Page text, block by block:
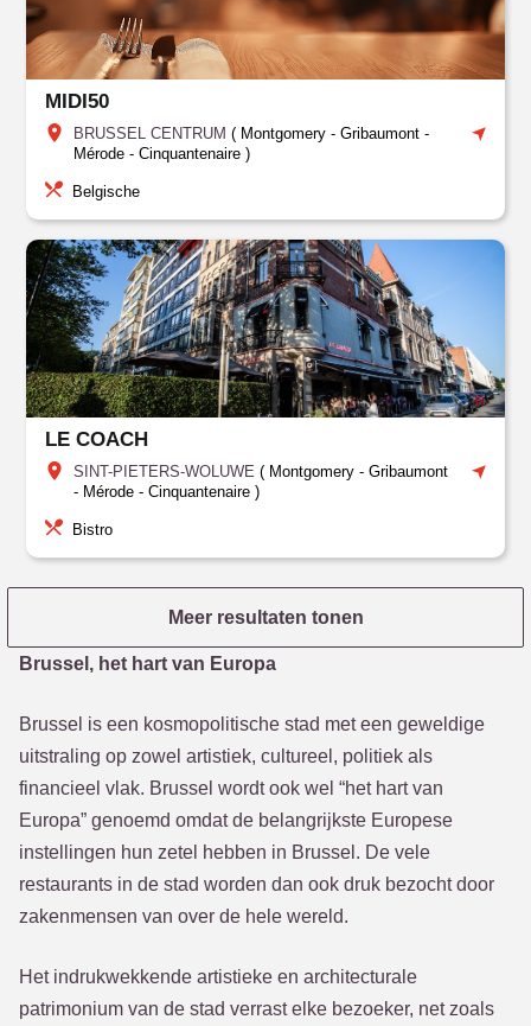
MIDI50
BRUSSEL CENTRUM ( Montgomery - Gribaumont -
Mérode - Cinquantenaire )
Belgische
LE COACH
SINT-PIETERS-WOLUWE ( Montgomery - Gribaumont
- Mérode - Cinquantenaire )
Bistro
Meer resultaten tonen
Brussel, het hart van Europa
Brussel is een kosmopolitische stad met een geweldige
uitstraling op zowel artistiek, cultureel, politiek als
financieel vlak. Brussel wordt ook wel “het hart van
Europa” genoemd omdat de belangrijkste Europese
instellingen hun zetel hebben in Brussel. De vele
restaurants in de stad worden dan ook druk bezocht door
zakenmensen van over de hele wereld.
Het indrukwekkende artistieke en architecturale
patrimonium van de stad verrast elke bezoeker, net zoals